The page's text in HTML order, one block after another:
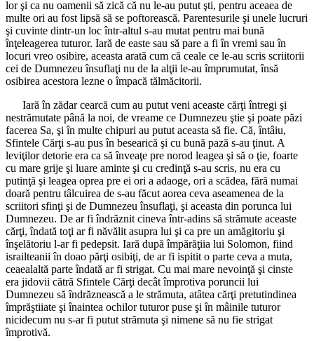
lor şi ca nu oamenii să zică că nu le-au putut şti, pentru aceaea de
multe ori au fost lipsă să se poftorească. Parentesurile şi unele lucruri
şi cuvinte dintr-un loc într-altul s-au mutat pentru mai bună
înţeleagerea tuturor. Iară de easte sau să pare a fi în vremi sau în
locuri vreo osibire, aceasta arată cum că ceale ce le-au scris scriitorii
cei de Dumnezeu însuflaţi nu de la alţii le-au împrumutat, însă
osibirea acestora lezne o împacă tălmăcitorii.
Iară în zădar cearcă cum au putut veni aceaste cărţi întregi şi
nestrămutate până la noi, de vreame ce Dumnezeu ştie şi poate păzi
facerea Sa, şi în multe chipuri au putut aceasta să fie. Că, întâiu,
Sfintele Cărţi s-au pus în besearică şi cu bună pază s-au ţinut. A
leviţilor detorie era ca să înveaţe pre norod leagea şi să o ţie, foarte
cu mare grije şi luare aminte şi cu credinţă s-au scris, nu era cu
putinţă şi leagea oprea pre ei ori a adaoge, ori a scădea, fără numai
doară pentru tâlcuirea de s-au făcut aorea ceva aseamenea de la
scriitori sfinţi şi de Dumnezeu însuflaţi, şi aceasta din porunca lui
Dumnezeu. De ar fi îndrăznit cineva într-adins să strămute aceaste
cărţi, îndată toţi ar fi năvălit asupra lui şi ca pre un amăgitoriu şi
înşelătoriu l-ar fi pedepsit. Iară după împărăţiia lui Solomon, fiind
israilteanii în doao părţi osibiţi, de ar fi ispitit o parte ceva a muta,
ceaealaltă parte îndată ar fi strigat. Cu mai mare nevoinţă şi cinste
era jidovii cătră Sfintele Cărţi decât împrotiva poruncii lui
Dumnezeu să îndrăznească a le strămuta, atâtea cărţi pretutindinea
împrăştiiate şi înaintea ochilor tuturor puse şi în mâinile tuturor
nicidecum nu s-ar fi putut strămuta şi nimene să nu fie strigat
împrotivă.